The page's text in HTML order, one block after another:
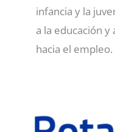
infancia y la
a la educación
hacia el empleo.